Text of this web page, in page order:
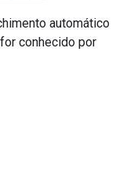
automático
conhecido por